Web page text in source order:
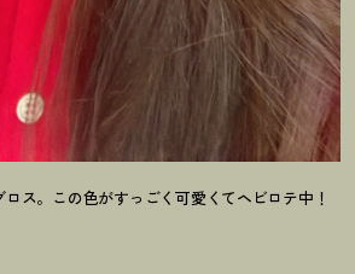
ス。この色がすっごく可愛くてヘビロテ中 ！